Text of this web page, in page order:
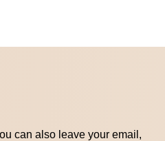
can also leave your email,